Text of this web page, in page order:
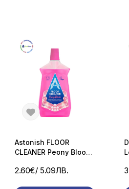
2.60€/ 5.09ЛВ.
Astonish FLOOR
CLEANER Peony Bloom
препарат за под с